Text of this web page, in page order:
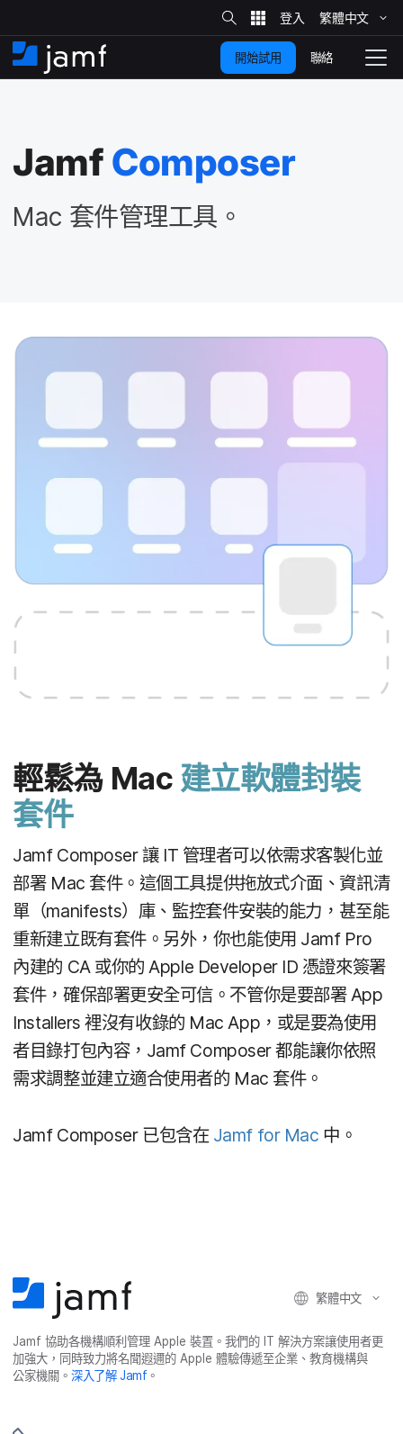
​
至
​
內
容
網
站
​搜
尋
繁體​中文
住
家
切
換
開始試用 聯絡
Jamf Composer
Mac 套件​管理​工具。
輕鬆​為Mac 建立​軟體​封裝​
套件
Jamf Composer讓IT 管理​者​可以​依​需求​客製化​並​
部署Mac 套件。​這​個​工具​提供​拖​放式​介面、​資訊​清​
單（manifests）庫、​監控​套件​安裝​的​能力，​甚至​能​
重新​建立​既有​套件。​另外，​你​也​能​使用 Jamf Pro
內建​的 CA 或​你​的 Apple Developer ID 憑​證來​簽署​
套件，​確保​部​署​更​安全​可信。​不管你​是​要​部署App
Installers裡​沒有​收錄​的 Mac App ，​或​是​要​為​使用​
者​目錄​打包​內容， Jamf Composer都​能​讓​你​依照​
需求​調整​並​建立​適合​使用者​的 Mac 套件。
Jamf Composer 已​包含​在 Jamf for Mac 中。
繁體​中文
Jamf協助​各​機構​順利​管理 Apple裝置。​我們​的 IT解決​方案​讓​使用​者​更​
加強​大，​同時​致力​將​名聞​遐邇​的 Apple體驗​傳遞​至​企業、​教育​機構​與​
公家​機關。深入​了​解Jamf。